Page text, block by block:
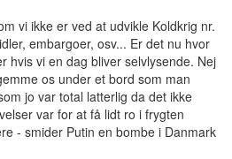
vi ikke er ved at udvikle Koldkrig nr.
embargoer, osv... Er det nu hvor
hvis vi en dag bliver selvlysende. Nej
os under et bord som man
jo var total latterlig da det ikke
var for at få lidt ro i frygten
- smider Putin en bombe i Danmark